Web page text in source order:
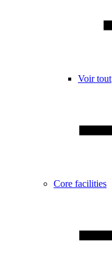
Voir tout
Core facilities